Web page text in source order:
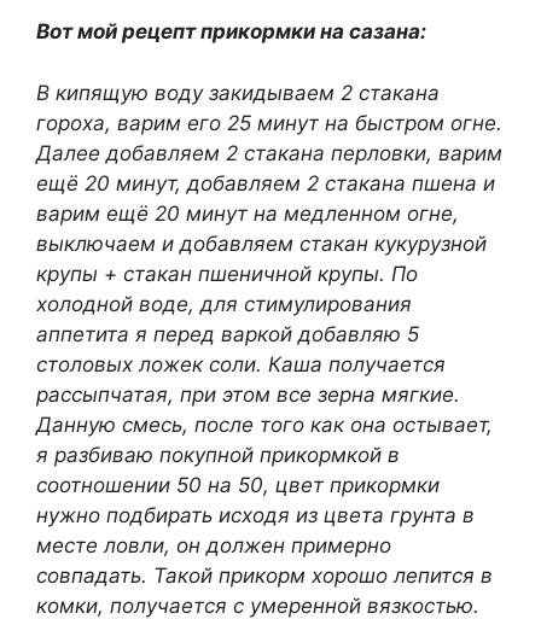
Вот мой рецепт прикормки на сазана:
В кипящую воду закидываем 2 стакана
гороха, варим его 25 минут на быстром огне.
Далее добавляем 2 стакана перловки, варим
ещё 20 минут, добавляем 2 стакана пшена и
варим ещё 20 минут на медленном огне,
выключаем и добавляем стакан кукурузной
крупы + стакан пшеничной крупы. По
холодной воде, для стимулирования
аппетита я перед варкой добавляю 5
столовых ложек соли. Каша получается
рассыпчатая, при этом все зерна мягкие.
Данную смесь, после того как она остывает,
я разбиваю покупной прикормкой в
соотношении 50 на 50, цвет прикормки
нужно подбирать исходя из цвета грунта в
месте ловли, он должен примерно
совпадать. Такой прикорм хорошо лепится в
комки, получается с умеренной вязкостью.